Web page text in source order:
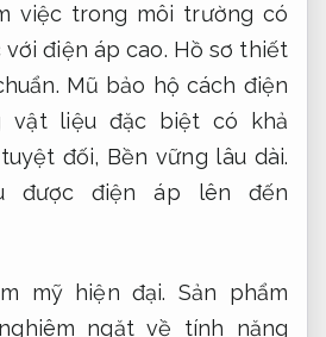
việc trong môi trường có
điện áp cao. Hồ sơ thiết
Mũ bảo hộ cách điện
vật liệu đặc biệt có khả
đối, Bền vững lâu dài.
được điện áp lên đến
mỹ hiện đại. Sản phẩm
ngặt về tính năng